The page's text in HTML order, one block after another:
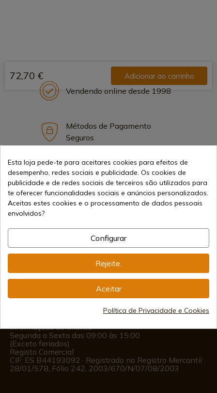
72,70 € Adicionar ao carrinho
Vendendo online desde 1998
Métodos de Pagamento
Seguros
Frete Internacional
info@aceros-de-hispania.com
Informações ao Cliente
Segunda a Sexta das 09:00 às 15:00
(Exceto feriados)
Registo Comercial
CIF: ES B44193092 · Registrado no Registro Mercantil
28/01/578, Fólio 242, 2003/670/N/07/08/2003
Esta loja pede-te para aceitares cookies para efeitos de
desempenho, redes sociais e publicidade. Os cookies de
publicidade e de redes sociais de terceiros são utilizados para
te oferecer funcionalidades sociais e anúncios personalizados.
Aceitas estes cookies e o processamento de dados pessoais
envolvidos?
Configurar
Rejeite.
Aceitar
Política de Privacidade e Cookies